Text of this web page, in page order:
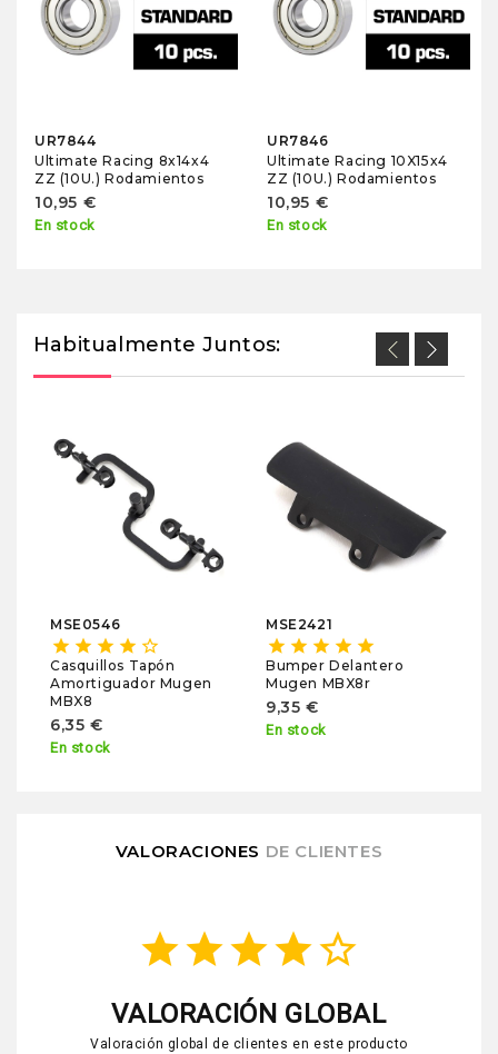
UR7844
Ultimate Racing 8x14x4
ZZ (10U.) Rodamientos
10,95 €
En stock
UR7846
Ultimate Racing 10X15x4
ZZ (10U.) Rodamientos
10,95 €
En stock
Habitualmente Juntos:
MSE0546
star star star star star_border
Casquillos Tapón
Amortiguador Mugen
MBX8
6,35 €
En stock
MSE2421
star star star star star
Bumper Delantero
Mugen MBX8r
9,35 €
En stock
VALORACIONES DE CLIENTES
starstarstarstarstar_border
VALORACIÓN GLOBAL
Valoración global de clientes en este producto